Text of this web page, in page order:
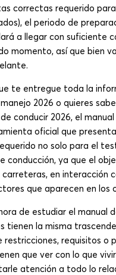
correctas requerido
el periodo de
a llegar con suficiente
momento, así que bien
te entregue toda la
2026 o quieres
conducir 2026, el
oficial que
no solo para el
conducción, ya que el
en interacción
que aparecen en los
de estudiar el manual
tienen la misma
restricciones, requisitos
que ver con lo que
atención a todo lo